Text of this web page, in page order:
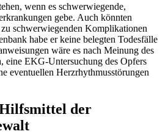
wenn es schwerwiegende,
gebe. Auch könnten
schwerwiegenden Komplikationen
habe er keine belegten Todesfälle
wäre es nach Meinung des
eine EKG-Untersuchung des Opfers
eventuellen Herzrhythmusstörungen
der